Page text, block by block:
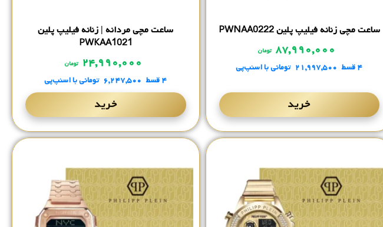
ساعت مچی زنانه فیلیپ پلین PWNAA0222
۸۷,۹۹۰,۰۰۰ تومان
۴ قسط ۲۱,۹۹۷,۵۰۰ تومانیبا اسنپ‌پی
خرید
ساعت مچی مردانه | زنانه فیلیپ پلین
PWKAA1021
۲۴,۹۹۰,۰۰۰ تومان
۴ قسط ۶,۲۴۷,۵۰۰ تومانیبا اسنپ‌پی
خرید